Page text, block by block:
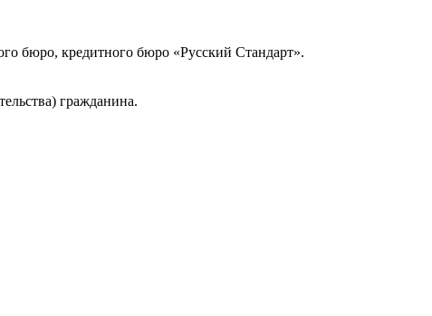
бюро, кредитного бюро «Русский Стандарт».
гражданина.